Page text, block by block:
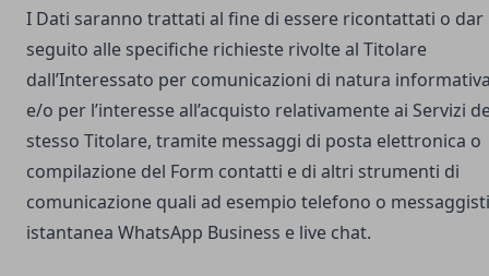
I Dati saranno trattati al fine di essere ricontattati o dar
seguito alle specifiche richieste rivolte al Titolare
dall’Interessato per comunicazioni di natura
e/o per l’interesse all’acquisto relativamente ai Servizi
stesso Titolare, tramite messaggi di posta elettronica o
compilazione del Form contatti e di altri strumenti di
comunicazione quali ad esempio telefono o
istantanea WhatsApp Business e live chat.